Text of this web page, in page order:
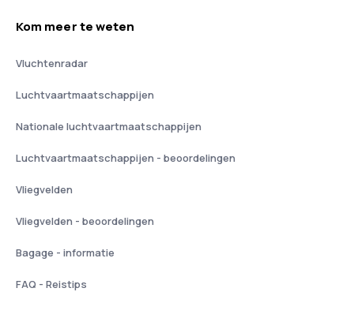
Kom meer te weten
Vluchtenradar
Luchtvaartmaatschappijen
Nationale luchtvaartmaatschappijen
Luchtvaartmaatschappijen - beoordelingen
Vliegvelden
Vliegvelden - beoordelingen
Bagage - informatie
FAQ - Reistips